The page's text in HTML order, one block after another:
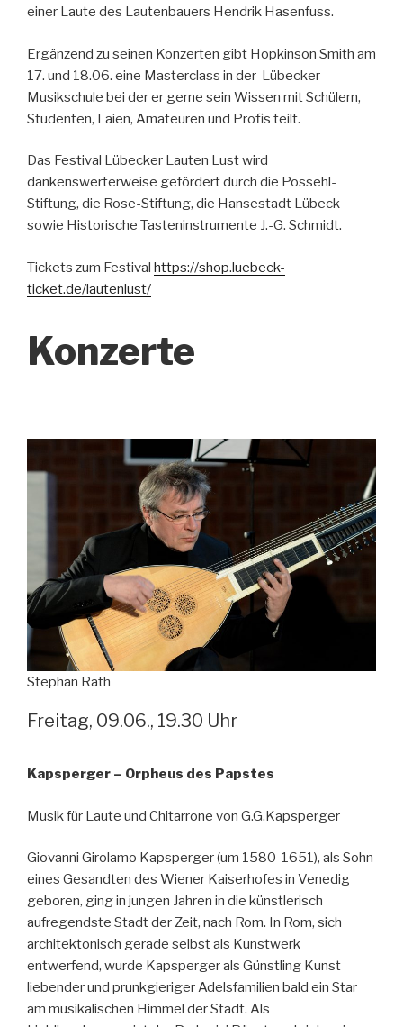
einer Laute des Lautenbauers Hendrik Hasenfuss.
Ergänzend zu seinen Konzerten gibt Hopkinson Smith am
17. und 18.06. eine Masterclass in der Lübecker
Musikschule bei der er gerne sein Wissen mit Schülern,
Studenten, Laien, Amateuren und Profis teilt.
Das Festival Lübecker Lauten Lust wird
dankenswerterweise gefördert durch die Possehl-
Stiftung, die Rose-Stiftung, die Hansestadt Lübeck
sowie Historische Tasteninstrumente J.-G. Schmidt.
Tickets zum Festival https://shop.luebeck-
ticket.de/lautenlust/
Konzerte
Stephan Rath
Freitag, 09.06., 19.30 Uhr
Kapsperger – Orpheus des Papstes
Musik für Laute und Chitarrone von G.G.Kapsperger
Giovanni Girolamo Kapsperger (um 1580-1651), als Sohn
eines Gesandten des Wiener Kaiserhofes in Venedig
geboren, ging in jungen Jahren in die künstlerisch
aufregendste Stadt der Zeit, nach Rom. In Rom, sich
architektonisch gerade selbst als Kunstwerk
entwerfend, wurde Kapsperger als Günstling Kunst
liebender und prunkgieriger Adelsfamilien bald ein Star
am musikalischen Himmel der Stadt. Als